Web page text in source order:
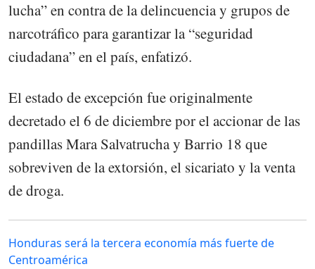
lucha” en contra de la delincuencia y grupos de
narcotráfico para garantizar la “seguridad
ciudadana” en el país, enfatizó.
El estado de excepción fue originalmente
decretado el 6 de diciembre por el accionar de las
pandillas Mara Salvatrucha y Barrio 18 que
sobreviven de la extorsión, el sicariato y la venta
de droga.
Honduras será la tercera economía más fuerte de
Centroamérica